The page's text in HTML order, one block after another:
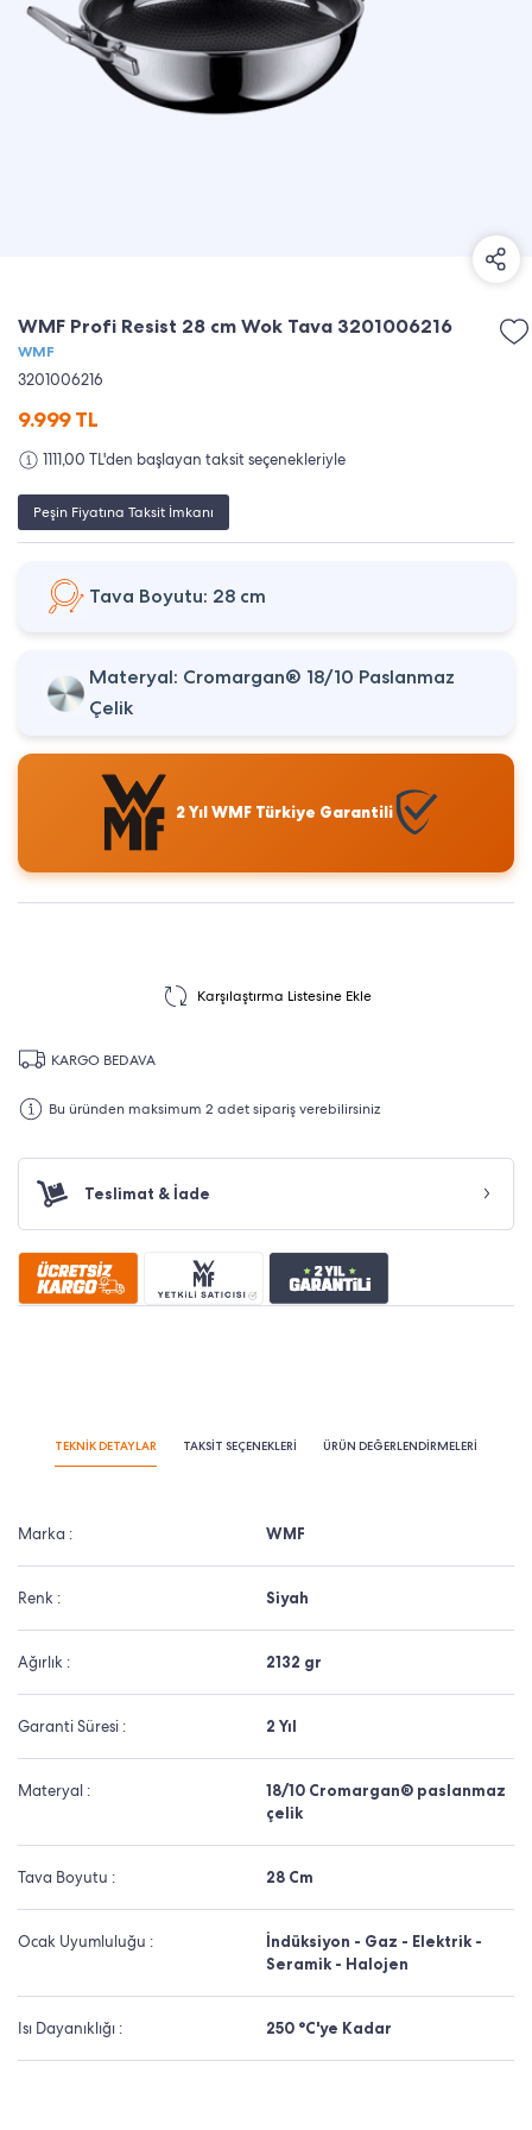
WMF Profi Resist 28 cm Wok Tava 3201006216
WMF
3201006216
9.999TL
1111,00 TL'den başlayan taksit seçenekleriyle
Peşin Fiyatına Taksit İmkanı
Tava Boyutu: 28 cm
Materyal: Cromargan® 18/10 Paslanmaz
Çelik
2 Yıl WMF Türkiye Garantili
Karşılaştırma Listesine Ekle
KARGO BEDAVA
Bu üründen maksimum 2 adet sipariş verebilirsiniz
Teslimat & İade
TEKNİK DETAYLAR TAKSİT SEÇENEKLERİ ÜRÜN DEĞERLENDİRMELERİ
Marka : WMF
Renk : Siyah
Ağırlık : 2132 gr
Garanti Süresi : 2 Yıl
Materyal :
18/10 Cromargan® paslanmaz
çelik
Tava Boyutu : 28 Cm
Ocak Uyumluluğu :
İndüksiyon - Gaz - Elektrik -
Seramik - Halojen
Isı Dayanıklığı : 250 °C'ye Kadar